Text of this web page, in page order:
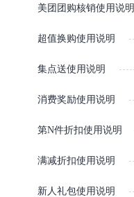
美团团购核销使用说明
超值换购使用说明
集点送使用说明
消费奖励使用说明
第N件折扣使用说明
满减折扣使用说明
新人礼包使用说明